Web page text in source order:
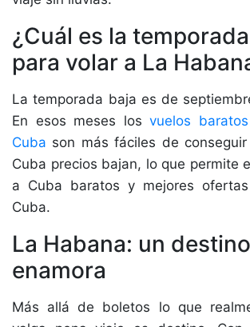
¿Cuál es la
para volar a La
La temporada baja es de
En esos meses los vuelos
Cuba son más fáciles de
Cuba precios bajan, lo que permite
a Cuba baratos y mejores
Cuba.
La Habana: un
enamora
Más allá de boletos lo que